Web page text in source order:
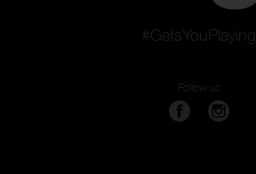
#GetsYouPlaying
Follow us